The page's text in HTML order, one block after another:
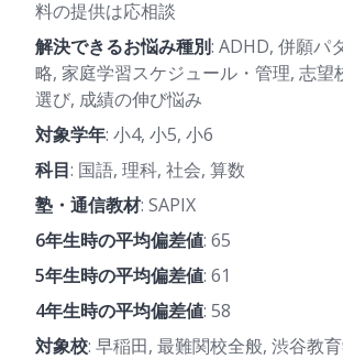
料の提供は応相談
解決できるお悩み種別: ADHD, 併願パ
略, 家庭学習スケジュール・管理, 志望
選び, 成績の伸び悩み
対象学年: 小4, 小5, 小6
科目: 国語, 理科, 社会, 算数
塾・通信教材: SAPIX
6年生時の平均偏差値: 65
5年生時の平均偏差値: 61
4年生時の平均偏差値: 58
対象校: 早稲田, 最難関校全般, 渋谷教